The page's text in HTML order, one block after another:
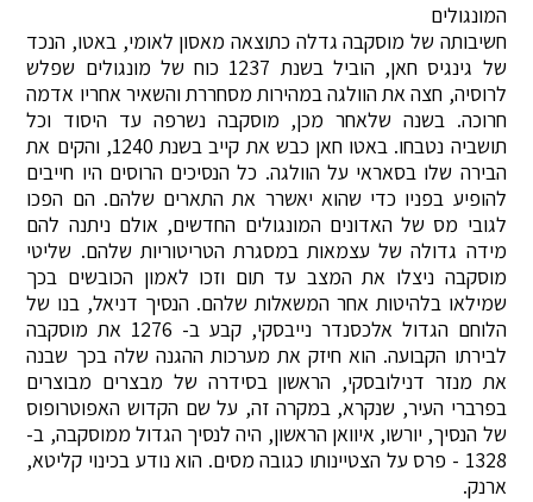
המונגולים
חשיבותה של מוסקבה גדלה כתוצאה מאסון לאומי, באטו, הנכד
של גינגיס חאן, הוביל בשנת 1237 כוח של מונגולים שפלש
לרוסיה, חצה את הוולגה במהירות מסחררת והשאיר אחריו אדמה
חרוכה. בשנה שלאחר מכן, מוסקבה נשרפה עד היסוד וכל
תושביה נטבחו. באטו חאן כבש את קייב בשנת 1240, והקים את
הבירה שלו בסאראי על הוולגה. כל הנסיכים הרוסים היו חייבים
להופיע בפניו כדי שהוא יאשרר את התארים שלהם. הם הפכו
לגובי מס של האדונים המונגולים החדשים, אולם ניתנה להם
מידה גדולה של עצמאות במסגרת הטריטוריות שלהם. שליטי
מוסקבה ניצלו את המצב עד תום וזכו לאמון הכובשים בכך
שמילאו בלהיטות אחר המשאלות שלהם. הנסיך דניאל, בנו של
הלוחם הגדול אלכסנדר נייבסקי, קבע ב- 1276 את מוסקבה
לבירתו הקבועה. הוא חיזק את מערכות ההגנה שלה בכך שבנה
את מנזר דנילובסקי, הראשון בסידרה של מבצרים מבוצרים
בפרברי העיר, שנקרא, במקרה זה, על שם הקדוש האפוטרופוס
של הנסיך, יורשו, איוואן הראשון, היה לנסיך הגדול ממוסקבה, ב-
1328 - פרס על הצטיינותו כגובה מסים. הוא נודע בכינוי קליטא,
ארנק.